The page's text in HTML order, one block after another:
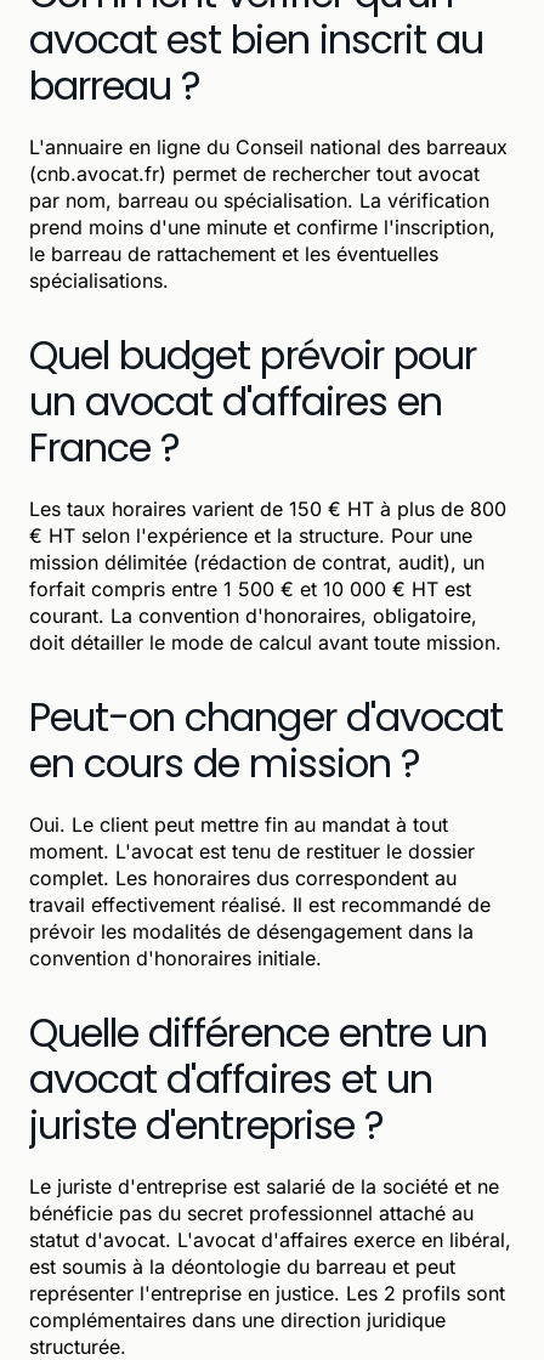
avocat est bien inscrit au
barreau ?
L'annuaire en ligne du Conseil national des barreaux
(cnb.avocat.fr) permet de rechercher tout avocat
par nom, barreau ou spécialisation. La vérification
prend moins d'une minute et confirme l'inscription,
le barreau de rattachement et les éventuelles
spécialisations.
Quel budget prévoir pour
un avocat d'affaires en
France ?
Les taux horaires varient de 150 € HT à plus de 800
€ HT selon l'expérience et la structure. Pour une
mission délimitée (rédaction de contrat, audit), un
forfait compris entre 1 500 € et 10 000 € HT est
courant. La convention d'honoraires, obligatoire,
doit détailler le mode de calcul avant toute mission.
Peut-on changer d'avocat
en cours de mission ?
Oui. Le client peut mettre fin au mandat à tout
moment. L'avocat est tenu de restituer le dossier
complet. Les honoraires dus correspondent au
travail effectivement réalisé. Il est recommandé de
prévoir les modalités de désengagement dans la
convention d'honoraires initiale.
Quelle différence entre un
avocat d'affaires et un
juriste d'entreprise ?
Le juriste d'entreprise est salarié de la société et ne
bénéficie pas du secret professionnel attaché au
statut d'avocat. L'avocat d'affaires exerce en libéral,
est soumis à la déontologie du barreau et peut
représenter l'entreprise en justice. Les 2 profils sont
complémentaires dans une direction juridique
structurée.